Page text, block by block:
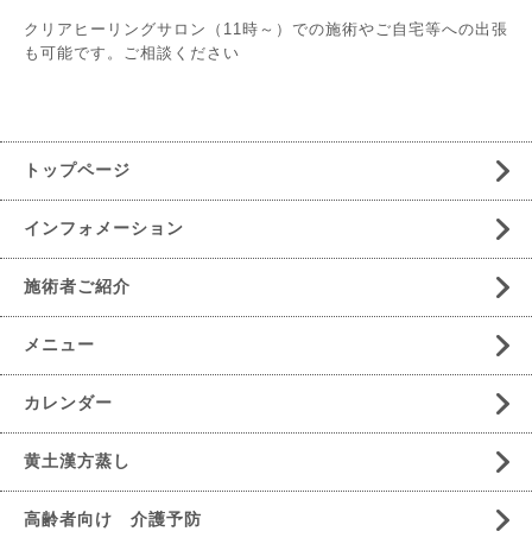
クリアヒーリングサロン（11時～）での施術やご自宅等への出張
も可能です。ご相談ください
トップページ
インフォメーション
施術者ご紹介
メニュー
カレンダー
黄土漢方蒸し
高齢者向け 介護予防